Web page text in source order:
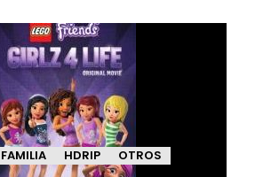
FAMILIA HDRIP
OTROS